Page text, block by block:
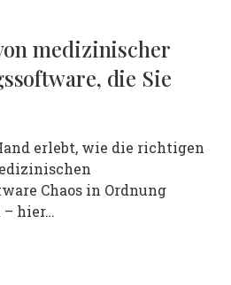
medizinischer
die Sie
erlebt, wie die richtigen
Chaos in Ordnung
hier…